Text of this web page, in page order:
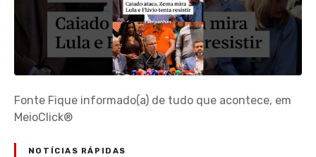
Fonte Fique informado(a) de tudo que acontece, em
MeioClick®
NOTÍCIAS RÁPIDAS